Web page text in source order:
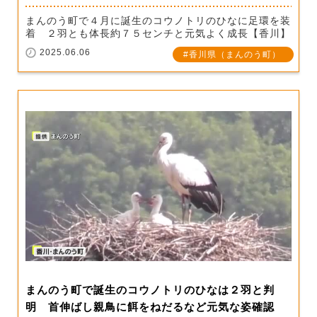
まんのう町で４月に誕生のコウノトリのひなに足環を装
着 ２羽とも体長約７５センチと元気よく成長【香川】
2025.06.06 香川県（まんのう町）
まんのう町で誕生のコウノトリのひなは２羽と判
明 首伸ばし親鳥に餌をねだるなど元気な姿確認